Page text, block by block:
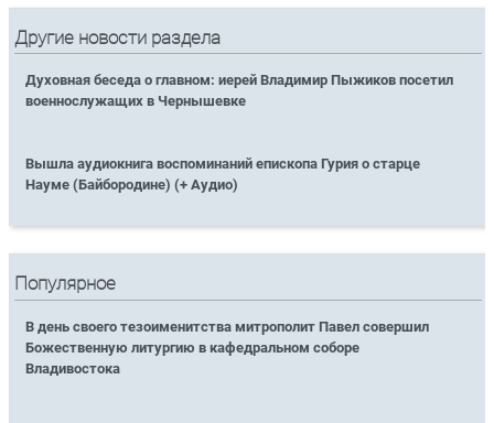
Другие новости раздела
Духовная беседа о главном: иерей Владимир Пыжиков посетил
военнослужащих в Чернышевке
Вышла аудиокнига воспоминаний епископа Гурия о старце
Науме (Байбородине) (+ Аудио)
Популярное
В день своего тезоименитства митрополит Павел совершил
Божественную литургию в кафедральном соборе
Владивостока